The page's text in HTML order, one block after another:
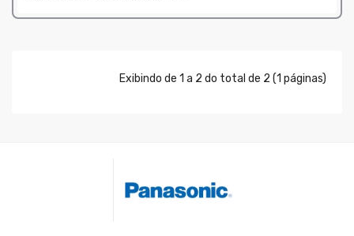
COMPRAR
Exibindo de 1 a 2 do total de 2 (1 páginas)